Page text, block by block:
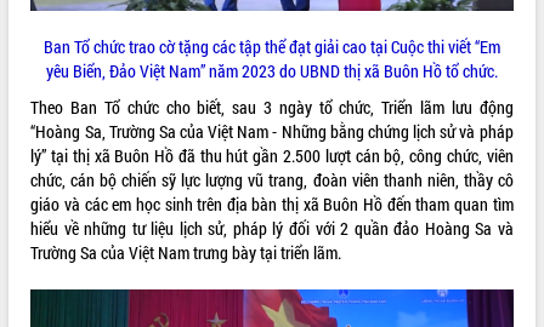
Ban Tổ chức trao cờ tặng các tập thể đạt giải cao tại Cuộc thi viết “Em
yêu Biển, Đảo Việt Nam” năm 2023 do UBND thị xã Buôn Hồ tổ chức.
Theo Ban Tổ chức cho biết, sau 3 ngày tổ chức, Triển lãm lưu động
“Hoàng Sa, Trường Sa của Việt Nam - Những bằng chứng lịch sử và pháp
lý” tại thị xã Buôn Hồ đã thu hút gần 2.500 lượt cán bộ, công chức, viên
chức, cán bộ chiến sỹ lực lượng vũ trang, đoàn viên thanh niên, thầy cô
giáo và các em học sinh trên địa bàn thị xã Buôn Hồ đến tham quan tìm
hiểu về những tư liệu lịch sử, pháp lý đối với 2 quần đảo Hoàng Sa và
Trường Sa của Việt Nam trưng bày tại triển lãm.